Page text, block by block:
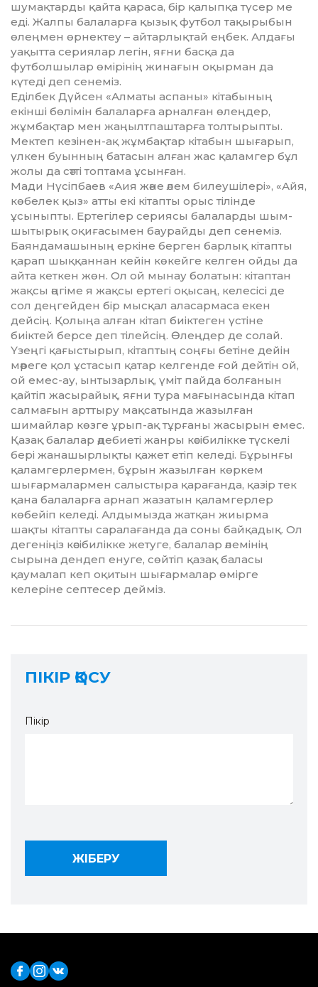
шумақтарды қайта қараса, бір қалыпқа түсер ме
еді. Жалпы балаларға қызық футбол тақырыбын
өлеңмен өрнектеу – айтарлықтай еңбек. Алдағы
уақытта сериялар легін, яғни басқа да
футболшылар өмірінің жинағын оқырман да
күтеді деп сенеміз.
Еділбек Дүйсен «Алматы аспаны» кітабының
екінші бөлімін балаларға арналған өлеңдер,
жұмбақтар мен жаңылтпаштарға толтырыпты.
Мектеп кезінен-ақ жұмбақтар кітабын шығарып,
үлкен буынның батасын алған жас қаламгер бұл
жолы да сәтті топтама ұсынған.
Мади Нүсіпбаев «Аия және әлем билеу­шілері», «Айя,
көбелек қыз» атты екі кітапты орыс тілінде
ұсыныпты. Ертегілер сериясы балаларды шым-
шытырық оқиғасымен баурайды деп сенеміз.
Баяндамашының еркіне берген барлық кітапты
қарап шыққаннан кейін көкейге келген ойды да
айта кеткен жөн. Ол ой мынау болатын: кітаптан
жақсы әңгіме я жақсы ертегі оқысаң, келесісі де
сол деңгейден бір мысқал аласармаса екен
дейсің. Қолыңа алған кітап биіктеген үстіне
биіктей берсе деп тілейсің. Өлеңдер де солай.
Үзеңгі қағыстырып, кітаптың соңғы бетіне дейін
мәреге қол ұстасып қатар келгенде ғой дейтін ой,
ой емес-ау, ынтызарлық, үміт пайда болғанын
қайтіп жасырайық, яғни тура мағынасында кітап
салмағын арттыру мақсатында жазылған
шимайлар көзге ұрып-ақ тұрғаны жасырын емес.
Қазақ балалар әдебиеті жанры кәсібилікке түскелі
бері жанашырлықты қажет етіп келеді. Бұрынғы
қаламгерлермен, бұрын жазылған көркем
шығармалармен салыстыра қарағанда, қазір тек
қана балаларға арнап жазатын қаламгерлер
көбейіп келеді. Алдымызда жатқан жиырма
шақты кітапты саралағанда да соны байқадық. Ол
дегеніңіз кәсібилікке жетуге, балалар әлемінің
сырына дендеп енуге, сөйтіп қазақ баласы
қаумалап кеп оқитын шығармалар өмірге
келеріне септесер дейміз.
ПІКІР ҚОСУ
Пікір